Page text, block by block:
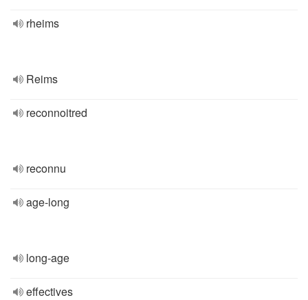
rheims
Reims
reconnoitred
reconnu
age-long
long-age
effectives